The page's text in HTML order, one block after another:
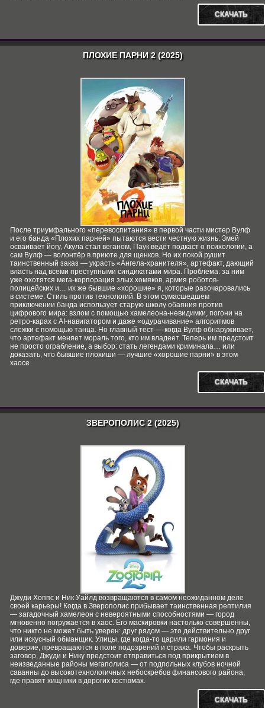
СКАЧАТЬ
ПЛОХИЕ ПАРНИ 2 (2025)
После триумфального «перевоспитания» в первой части мистер Вулф
и его банда «Плохих парней» пытаются вести честную жизнь: Змей
осваивает йогу, Акула стал веганом, Паук ведёт подкаст о психологии, а
сам Вулф — волонтёр в приюте для щенков. Но их покой рушит
таинственный заказ — украсть «Ангела-хранителя», артефакт, дающий
власть над всеми преступными синдикатами мира. Проблема: за ним
уже охотятся мега-корпорация злых хомяков, армия роботов-
полицейских и… их же бывшие «хорошие» я, которые разочаровались
в системе. Стиль против технологий. В этом сумасшедшем
приключении банда использует старую школу обаяния против
цифрового мира: взлом с помощью хамелеона-невидимки, погони на
ретро-карах с AI-навигатором и даже «одурачивание» алгоритмов
слежки с помощью танца. Но главный тест — когда Вулф обнаруживает,
что артефакт меняет мораль того, кто им владеет. Теперь им предстоит
не просто ограбление, а выбор: стать легендами криминала… или
доказать, что бывшие плохиши — лучшие «хорошие парни» в этом
хаосе.
СКАЧАТЬ
ЗВЕРОПОЛИС 2 (2025)
Джуди Хоппс и Ник Уайлд возвращаются в самом неожиданном деле
своей карьеры! Когда в Зверополис прибывает таинственная рептилия
— загадочный хамелеон с невероятными способностями — город
мгновенно погружается в хаос. Его маскировки настолько совершенны,
что никто не может быть уверен: друг рядом — это действительно друг
или искусный обманщик. Улицы, где когда-то царили гармония и
доверие, превращаются в поле подозрений и страха. Чтобы раскрыть
заговор, Джуди и Нику предстоит отправиться под прикрытием в
неизведанные районы мегаполиса — от подпольных клубов ночной
саванны до высокотехнологичных небоскрёбов финансового района,
где правят хищники в дорогих костюмах.
СКАЧАТЬ